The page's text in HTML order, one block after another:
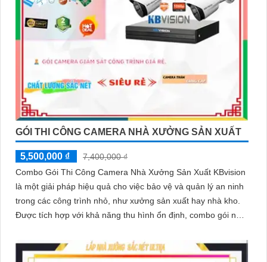
GÓI THI CÔNG CAMERA NHÀ XƯỞNG SẢN XUẤT
5,500,000 ₫
7,400,000 ₫
Combo Gói Thi Công Camera Nhà Xưởng Sản Xuất KBvision
là một giải pháp hiệu quả cho việc bảo vệ và quản lý an ninh
trong các công trình nhỏ, như xưởng sản xuất hay nhà kho.
Được tích hợp với khả năng thu hình ổn định, combo gói này